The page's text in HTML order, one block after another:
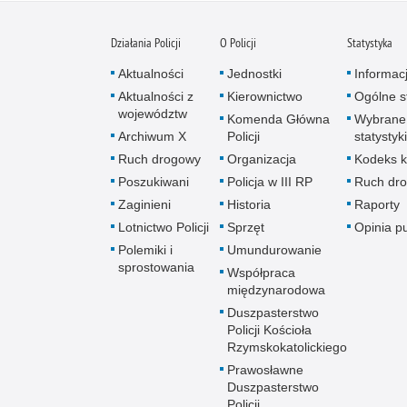
Działania Policji
Aktualności
Aktualności z
województw
Archiwum X
Ruch drogowy
Poszukiwani
Zaginieni
Lotnictwo Policji
Polemiki i
sprostowania
O Policji
Jednostki
Kierownictwo
Komenda Główna
Policji
Organizacja
Policja w III RP
Historia
Sprzęt
Umundurowanie
Współpraca
międzynarodowa
Duszpasterstwo
Policji Kościoła
Rzymskokatolickiego
Prawosławne
Duszpasterstwo
Policji
Statystyka
Ogólne
Wybrane
statystyki
Kodeks
Ruch
Raporty
Opinia